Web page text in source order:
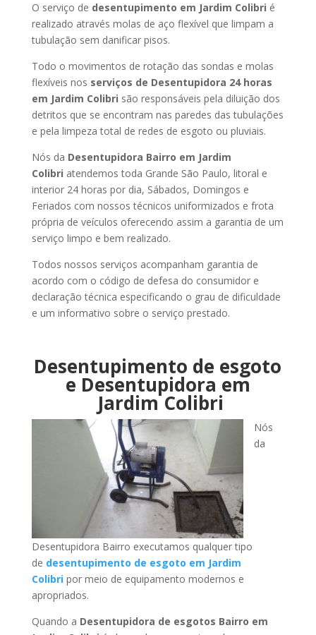
O serviço de desentupimento em Jardim Colibri é
realizado através molas de aço flexível que limpam a
tubulação sem danificar pisos.
Todo o movimentos de rotação das sondas e molas
flexíveis nos serviços de Desentupidora 24 horas
em Jardim Colibri são responsáveis pela diluição dos
detritos que se encontram nas paredes das tubulações
e pela limpeza total de redes de esgoto ou pluviais.
Nós da Desentupidora Bairro em Jardim
Colibri atendemos toda Grande São Paulo, litoral e
interior 24 horas por dia, Sábados, Domingos e
Feriados com nossos técnicos uniformizados e frota
própria de veículos oferecendo assim a garantia de um
serviço limpo e bem realizado.
Todos nossos serviços acompanham garantia de
acordo com o código de defesa do consumidor e
declaração técnica especificando o grau de dificuldade
e um informativo sobre o serviço prestado.
Desentupimento de esgoto
e Desentupidora em
Jardim Colibri
Nós
da
Desentupidora Bairro executamos qualquer tipo
de desentupimento de esgoto em Jardim
Colibripor meio de equipamento modernos e
apropriados.
Quando a Desentupidora de esgotos Bairro em